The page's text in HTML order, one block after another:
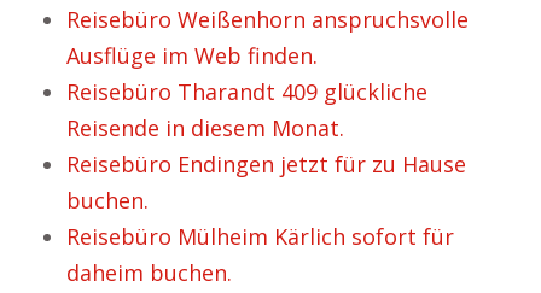
Reisebüro Weißenhorn anspruchsvolle
Ausflüge im Web finden.
Reisebüro Tharandt 409 glückliche
Reisende in diesem Monat.
Reisebüro Endingen jetzt für zu Hause
buchen.
Reisebüro Mülheim Kärlich sofort für
daheim buchen.